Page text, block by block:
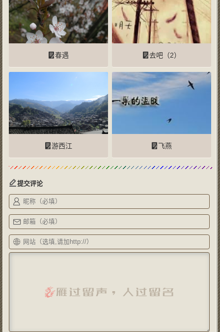
提交评论
春遇 去吧（2）
游西江 飞燕